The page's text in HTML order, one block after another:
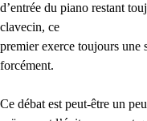
d’entrée du piano restant
clavecin, ce
premier exerce toujours une
forcément.
Ce débat est peut-être un